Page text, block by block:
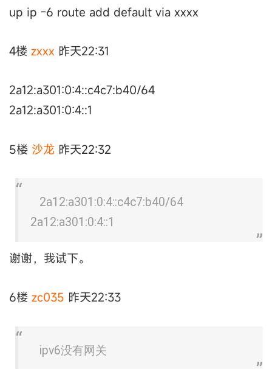
up ip -6 route add default via xxxx
4楼 zxxx 昨天22:31
2a12:a301:0:4::c4c7:b40/64
2a12:a301:0:4::1
5楼 沙龙 昨天22:32
2a12:a301:0:4::c4c7:b40/64
2a12:a301:0:4::1
谢谢，我试下。
6楼 zc035 昨天22:33
ipv6没有网关